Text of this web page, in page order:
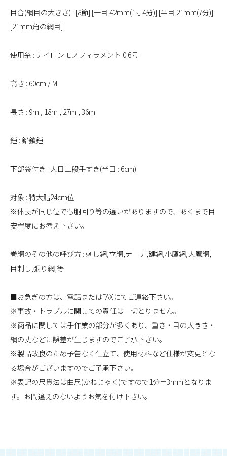
目合(網目の大きさ) : [8節] [一目 42mm(1寸4分)] [半目 21mm(7分)]
[21mm角の網目]
使用糸 : ナイロンモノフィラメント 0.6号
高さ : 60cm / M
長さ : 9m , 18m , 27m , 36m
錘 : 鉛鎖錘
下部袋付き : 大目三段手すき(半目 : 6cm)
対象 : 特大鮎24cm位
※体長が同じ位でも胴回り等の違いがありますので、あくまで目
安程度にお考え下さい。
巻網のその他の呼び方 : 刺し網,立網,テーナ,建網,小鷹網,大鷹網,
目刺し,張り網,等
■お急ぎの方は、電話またはFAXにてご連絡下さい。
※事故・トラブルに関しての責任は一切とりません。
※商品に関しては手作業の部分が多くあり、重さ・目の大きさ・
網の丈などに誤差が生じますのでご了承下さい。
※製品改良のため予告なく仕立て、使用材料など仕様が変更とな
る場合がございますのでご了承下さい。
※表記の尺貫法は曲尺(かねじゃく)ですので1分＝3mmとなりま
す。お間違えのないようお気を付け下さい。